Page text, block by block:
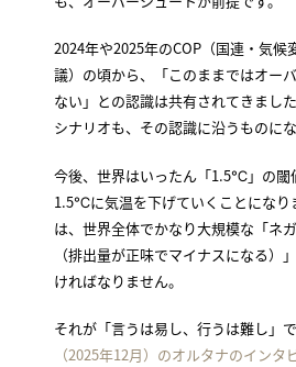
2024年や2025年のCOP（国連・気候
議）の頃から、「このままではオー
ない」との認識は共有されてきまし
シナリオも、その認識に沿うものに
今後、世界はいったん「1.5℃」の閾
1.5℃に気温を下げていくことになり
は、世界全体でかなり大規模な「ネ
（排出量が正味でマイナスになる）
ければなりません。
それが「言うは易し、行うは難し」で
（2025年12月）のオルタナのインタ